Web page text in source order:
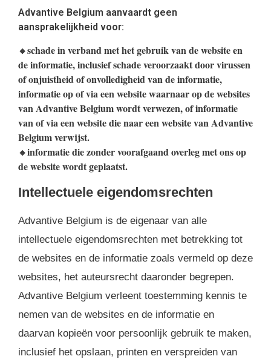
Advantive Belgium aanvaardt geen
aansprakelijkheid voor:
🔸schade in verband met het gebruik van de website en
de informatie, inclusief schade veroorzaakt door virussen
of onjuistheid of onvolledigheid van de informatie,
informatie op of via een website waarnaar op de websites
van Advantive Belgium wordt verwezen, of informatie
van of via een website die naar een website van Advantive
Belgium verwijst.
🔸informatie die zonder voorafgaand overleg met ons op
de website wordt geplaatst.
Intellectuele eigendomsrechten
Advantive Belgium is de eigenaar van alle
intellectuele eigendomsrechten met betrekking tot
de websites en de informatie zoals vermeld op deze
websites, het auteursrecht daaronder begrepen.
Advantive Belgium verleent toestemming kennis te
nemen van de websites en de informatie en
daarvan kopieën voor persoonlijk gebruik te maken,
inclusief het opslaan, printen en verspreiden van